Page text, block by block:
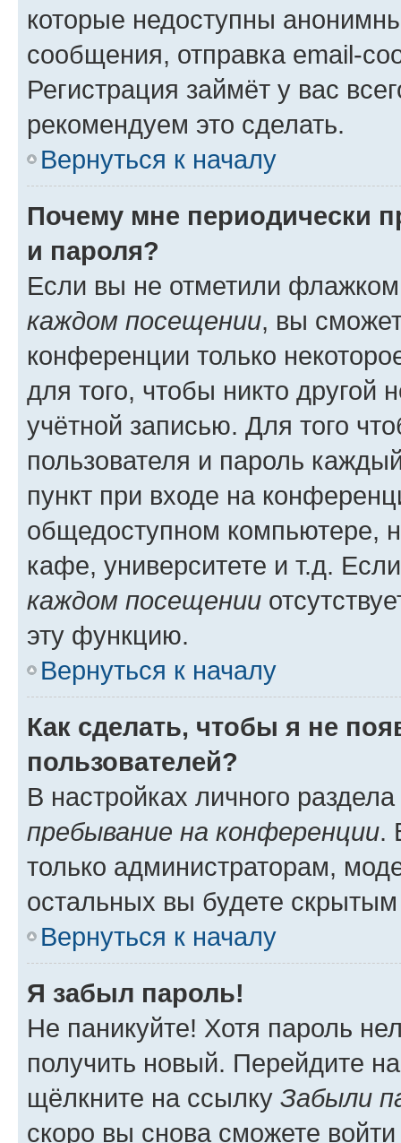
которые недоступны
сообщения, отправка email-
Регистрация займёт у вас
рекомендуем это сделать.
Вернуться к началу
Почему мне периодически
и пароля?
Если вы не отметили
каждом посещении, вы
конференции только
для того, чтобы никто другой
учётной записью. Для того
пользователя и пароль
пункт при входе на
общедоступном компьютере,
кафе, университете и т.д.
каждом посещении
эту функцию.
Вернуться к началу
Как сделать, чтобы я не
пользователей?
В настройках личного
пребывание на конференции.
только администраторам,
остальных вы будете
Вернуться к началу
Я забыл пароль!
Не паникуйте! Хотя пароль
получить новый. Перейдите
щёлкните на ссылку Забыли
скоро вы снова сможете